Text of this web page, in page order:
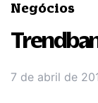
Negócios
7 de abril de